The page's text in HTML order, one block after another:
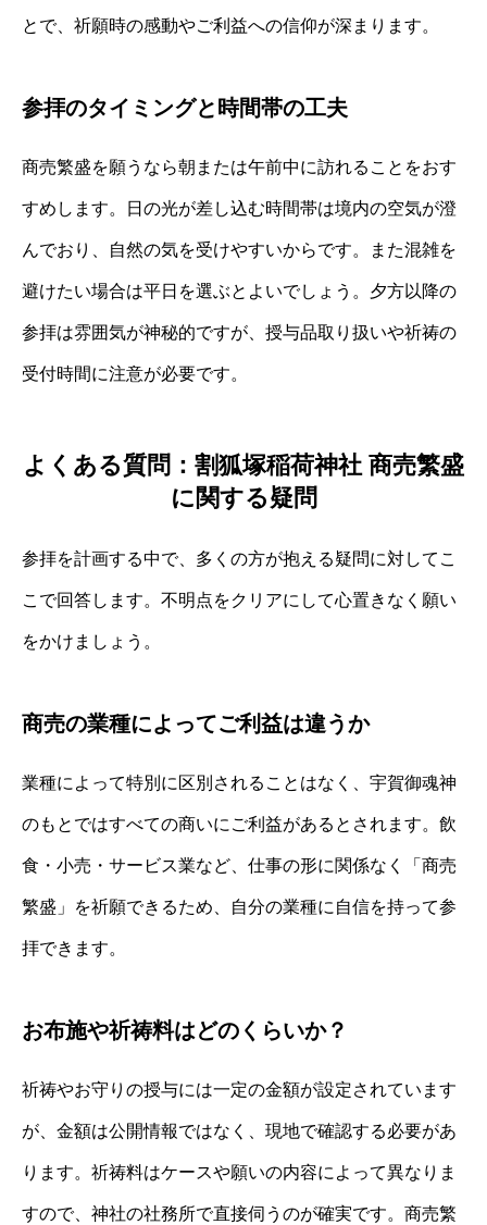
とで、祈願時の感動やご利益への信仰が深まります。
参拝のタイミングと時間帯の工夫
商売繁盛を願うなら朝または午前中に訪れることをおす
すめします。日の光が差し込む時間帯は境内の空気が澄
んでおり、自然の気を受けやすいからです。また混雑を
避けたい場合は平日を選ぶとよいでしょう。夕方以降の
参拝は雰囲気が神秘的ですが、授与品取り扱いや祈祷の
受付時間に注意が必要です。
よくある質問：割狐塚稲荷神社 商売繁盛
に関する疑問
参拝を計画する中で、多くの方が抱える疑問に対してこ
こで回答します。不明点をクリアにして心置きなく願い
をかけましょう。
商売の業種によってご利益は違うか
業種によって特別に区別されることはなく、宇賀御魂神
のもとではすべての商いにご利益があるとされます。飲
食・小売・サービス業など、仕事の形に関係なく「商売
繁盛」を祈願できるため、自分の業種に自信を持って参
拝できます。
お布施や祈祷料はどのくらいか？
祈祷やお守りの授与には一定の金額が設定されています
が、金額は公開情報ではなく、現地で確認する必要があ
ります。祈祷料はケースや願いの内容によって異なりま
すので、神社の社務所で直接伺うのが確実です。商売繁